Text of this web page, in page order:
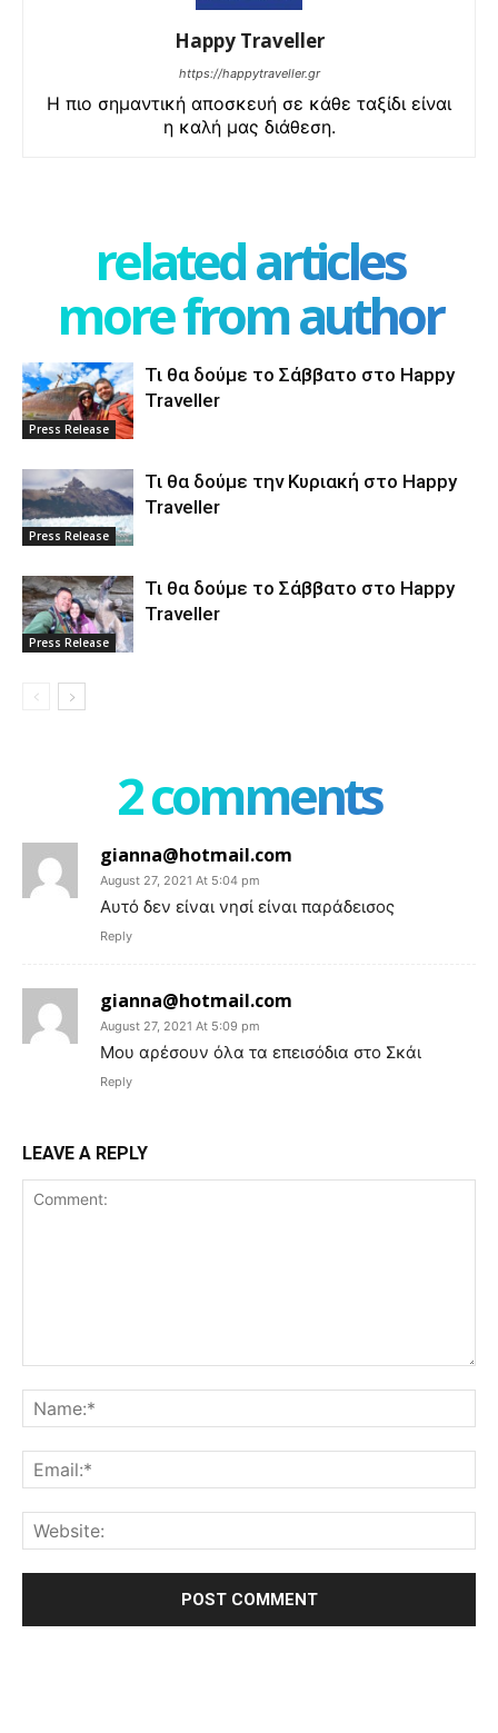
Happy Traveller
https://happytraveller.gr
Η πιο σημαντική αποσκευή σε κάθε ταξίδι είναι
η καλή μας διάθεση.
related articles
more from author
Press Release
Τι θα δούμε το Σάββατο στο Happy
Traveller
Press Release
Τι θα δούμε την Κυριακή στο Happy
Traveller
Press Release
Τι θα δούμε το Σάββατο στο Happy
Traveller
2 comments
gianna@hotmail.com
August 27, 2021 At 5:04 pm
Αυτό δεν είναι νησί είναι παράδεισος
Reply
gianna@hotmail.com
August 27, 2021 At 5:09 pm
Μου αρέσουν όλα τα επεισόδια στο Σκάι
Reply
LEAVE A REPLY